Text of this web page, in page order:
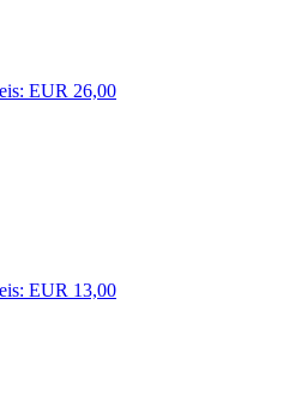
EUR 26,00
EUR 13,00